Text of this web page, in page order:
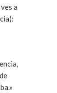
a